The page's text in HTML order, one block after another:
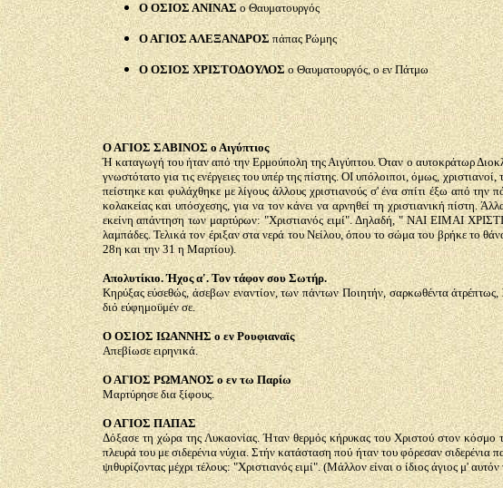
Ο ΟΣΙΟΣ ΑΝΙΝΑΣ ο Θαυματουργός
Ο ΑΓΙΟΣ ΑΛΕΞΑΝΔΡΟΣπάπας Ρώμης
Ο ΟΣΙΟΣ ΧΡΙΣΤΟΔΟΥΛΟΣ ο Θαυματουργός, ο εν Πάτμω
Ο ΑΓΙΟΣ ΣΑΒΙΝΟΣ ο Αιγύπτιος
Ή καταγωγή του ήταν από την Ερμούπολη της Αιγύπτου. Όταν ο αυτοκράτωρ
γνωστότατο για τις ενέργειες του υπέρ της πίστης. ΟΙ υπόλοιποι, όμως,
πείστηκε και φυλάχθηκε με λίγους άλλους χριστιανούς σ' ένα σπίτι έξω από
κολακείας και υπόσχεσης, για να τον κάνει να αρνηθεί τη χριστιανική πίστη.
εκείνη απάντηση των μαρτύρων: "Χριστιανός ειμί". Δηλαδή, " ΝΑΙ ΕΙΜΑΙ
λαμπάδες. Τελικά τον έριξαν στα νερά του Νείλου, όπου το σώμα του βρήκε το
28η και την 31 η Μαρτίου).
Απολυτίκιο. Ήχος α'. Τον τάφον σου Σωτήρ.
Κηρύξας εύσεθώς, άσεβων εναντίον, των πάντων Ποιητήν, σαρκωθέντα
διό εύφημοϋμέν σε.
Ο ΟΣΙΟΣ ΙΩΑΝΝΗΣ ο εν Ρουφιαναϊς
Απεβίωσε ειρηνικά.
Ο ΑΓΙΟΣ ΡΩΜΑΝΟΣ ο εν τω Παρίω
Μαρτύρησε δια ξίφους.
Ο ΑΓΙΟΣ ΠΑΠΑΣ
Δόξασε τη χώρα της Λυκαονίας. Ήταν θερμός κήρυκας του Χριστού στον κόσμο
πλευρά του με σιδερένια νύχια. Στήν κατάσταση πού ήταν του φόρεσαν
ψιθυρίζοντας μέχρι τέλους: "Χριστιανός ειμί". (Μάλλον είναι ο ίδιος άγιος μ'